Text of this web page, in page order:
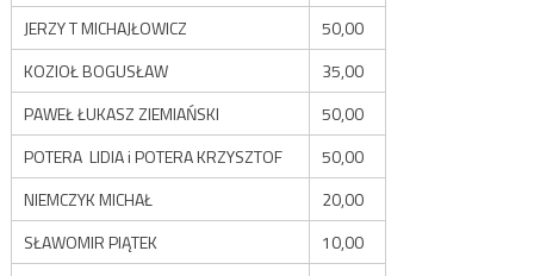
JERZY T MICHAJŁOWICZ
50,00
KOZIOŁ BOGUSŁAW
35,00
PAWEŁ ŁUKASZ ZIEMIAŃSKI
50,00
POTERA LIDIA i POTERA KRZYSZTOF
50,00
NIEMCZYK MICHAŁ
20,00
SŁAWOMIR PIĄTEK
10,00